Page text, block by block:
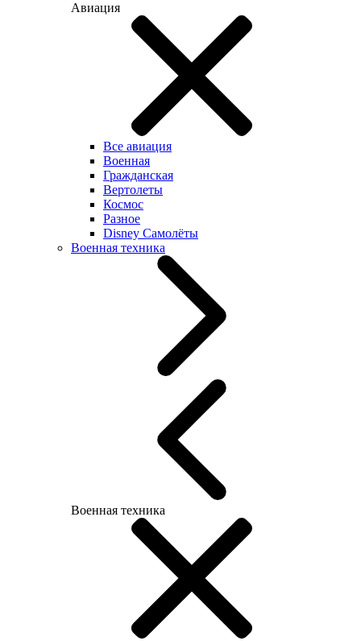
Авиация
Все авиация
Военная
Гражданская
Вертолеты
Космос
Разное
Disney Самолёты
Военная техника
Военная техника